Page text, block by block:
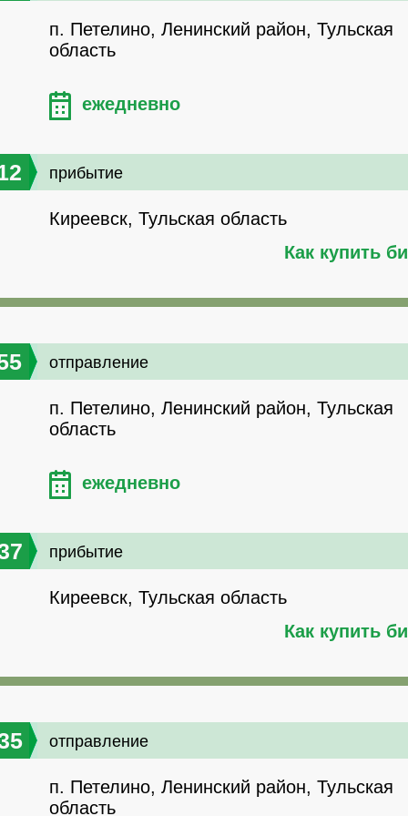
п. Петелино, Ленинский район, Тульская
область
ежедневно
прибытие
Киреевск, Тульская область
Как купить
отправление
п. Петелино, Ленинский район, Тульская
область
ежедневно
прибытие
Киреевск, Тульская область
Как купить
отправление
п. Петелино, Ленинский район, Тульская
область